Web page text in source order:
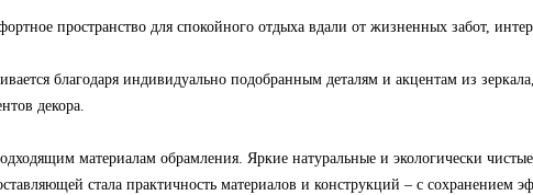
пространство для спокойного отдыха вдали от жизненных забот,
благодаря индивидуально подобранным деталям и акцентам из
декора.
материалам обрамления. Яркие натуральные и экологически
стала практичность материалов и конструкций – с сохранением